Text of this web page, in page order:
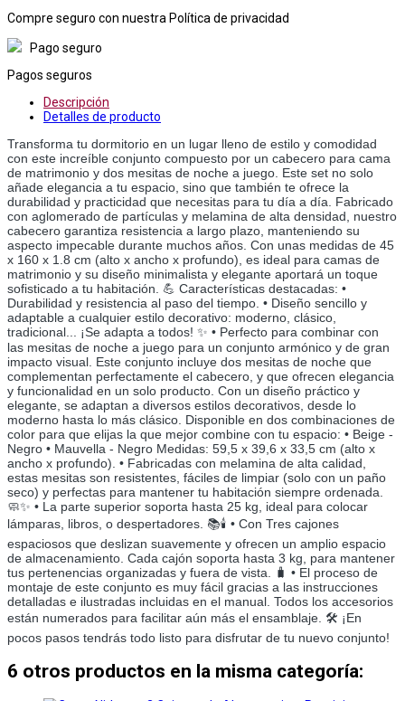
Compre seguro con nuestra Política de privacidad
Pago seguro
Pagos seguros
Descripción
Detalles de producto
Transforma tu dormitorio en un lugar lleno de estilo y comodidad
con este increíble conjunto compuesto por un cabecero para cama
de matrimonio y dos mesitas de noche a juego. Este set no solo
añade elegancia a tu espacio, sino que también te ofrece la
durabilidad y practicidad que necesitas para tu día a día. Fabricado
con aglomerado de partículas y melamina de alta densidad, nuestro
cabecero garantiza resistencia a largo plazo, manteniendo su
aspecto impecable durante muchos años. Con unas medidas de 45
x 160 x 1.8 cm (alto x ancho x profundo), es ideal para camas de
matrimonio y su diseño minimalista y elegante aportará un toque
sofisticado a tu habitación. 💪 Características destacadas: •
Durabilidad y resistencia al paso del tiempo. • Diseño sencillo y
adaptable a cualquier estilo decorativo: moderno, clásico,
tradicional... ¡Se adapta a todos! ✨ • Perfecto para combinar con
las mesitas de noche a juego para un conjunto armónico y de gran
impacto visual. Este conjunto incluye dos mesitas de noche que
complementan perfectamente el cabecero, y que ofrecen elegancia
y funcionalidad en un solo producto. Con un diseño práctico y
elegante, se adaptan a diversos estilos decorativos, desde lo
moderno hasta lo más clásico. Disponible en dos combinaciones de
color para que elijas la que mejor combine con tu espacio: • Beige -
Negro • Mauvella - Negro Medidas: 59,5 x 39,6 x 33,5 cm (alto x
ancho x profundo). • Fabricadas con melamina de alta calidad,
estas mesitas son resistentes, fáciles de limpiar (solo con un paño
seco) y perfectas para mantener tu habitación siempre ordenada.
🧼✨ • La parte superior soporta hasta 25 kg, ideal para colocar
lámparas, libros, o despertadores. 📚🕯️ • Con Tres cajones
espaciosos que deslizan suavemente y ofrecen un amplio espacio
de almacenamiento. Cada cajón soporta hasta 3 kg, para mantener
tus pertenencias organizadas y fuera de vista. 🧳 • El proceso de
montaje de este conjunto es muy fácil gracias a las instrucciones
detalladas e ilustradas incluidas en el manual. Todos los accesorios
están numerados para facilitar aún más el ensamblaje. 🛠️ ¡En
pocos pasos tendrás todo listo para disfrutar de tu nuevo conjunto!
6 otros productos en la misma categoría: